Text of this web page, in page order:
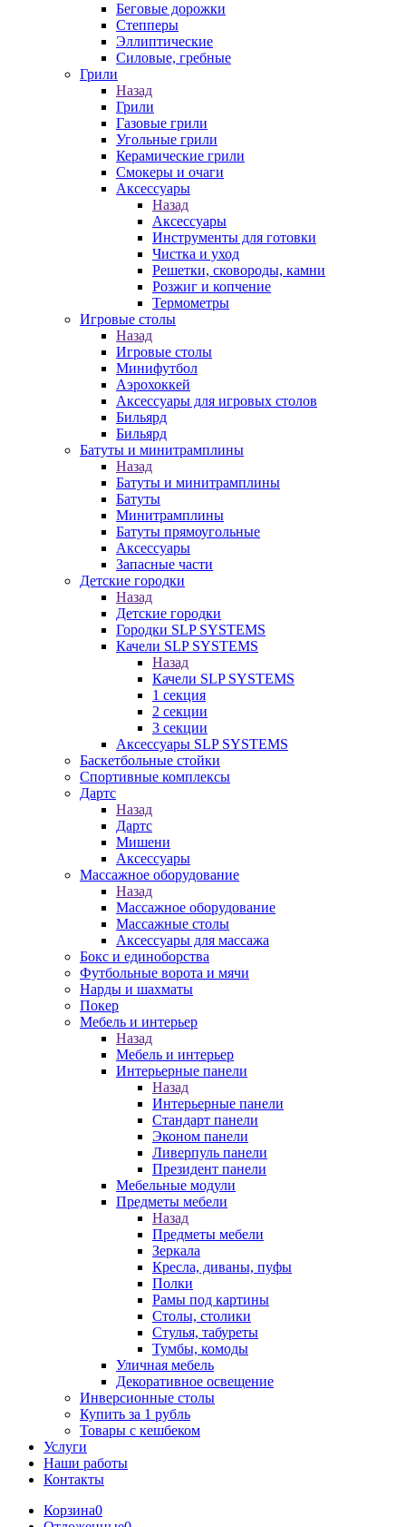
Беговые дорожки
Степперы
Эллиптические
Силовые, гребные
Грили
Назад
Грили
Газовые грили
Угольные грили
Керамические грили
Смокеры и очаги
Аксессуары
Назад
Аксессуары
Инструменты для готовки
Чистка и уход
Решетки, сковороды, камни
Розжиг и копчение
Термометры
Игровые столы
Назад
Игровые столы
Минифутбол
Аэрохоккей
Аксессуары для игровых столов
Бильяpд
Бильяpд
Батуты и минитрамплины
Назад
Батуты и минитрамплины
Батуты
Минитрамплины
Батуты прямоугольные
Аксессуары
Запасные части
Детские городки
Назад
Детские городки
Городки SLP SYSTEMS
Качели SLP SYSTEMS
Назад
Качели SLP SYSTEMS
1 секция
2 секции
3 секции
Аксессуары SLP SYSTEMS
Баскетбольные стойки
Спортивные комплексы
Дартс
Назад
Дартс
Мишени
Аксессуары
Массажное оборудование
Назад
Массажное оборудование
Массажные столы
Аксессуары для массажа
Бокс и единоборства
Футбольные ворота и мячи
Нарды и шахматы
Покер
Мебель и интерьер
Назад
Мебель и интерьер
Интерьерные панели
Назад
Интерьерные панели
Стандарт панели
Эконом панели
Ливерпуль панели
Президент панели
Мебельные модули
Предметы мебели
Назад
Предметы мебели
Зеркала
Кресла, диваны, пуфы
Полки
Рамы под картины
Столы, столики
Стулья, табуреты
Тумбы, комоды
Уличная мебель
Декоративное освещение
Инверсионные столы
Купить за 1 рубль
Товары с кешбеком
Услуги
Наши работы
Контакты
Корзина0